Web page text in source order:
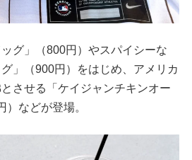
グ」（800円）やスパイシーな
グ」（900円）をはじめ、アメリカ
させる「ケイジャンチキンオー
などが登場。